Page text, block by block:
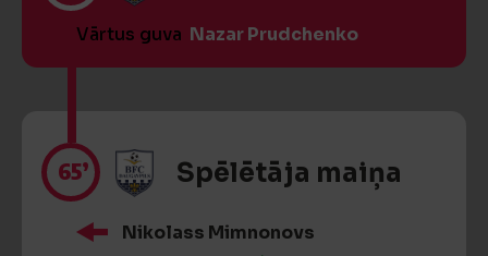
Vārtus guva Nazar Prudchenko
65’ Spēlētāja maiņa
Nikolass Mimnonovs